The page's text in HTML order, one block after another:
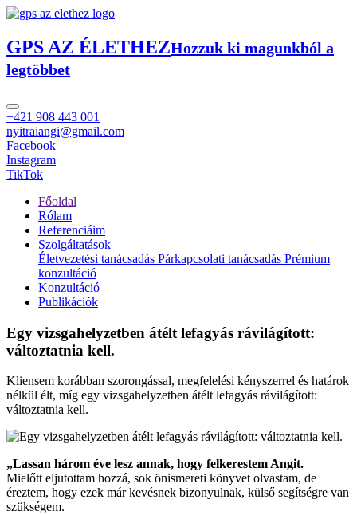
GPS AZ ÉLETHEZHozzuk ki magunkból a
legtöbbet
+421 908 443 001
nyitraiangi@gmail.com
Facebook
Instagram
TikTok
Főoldal
Rólam
Referenciáim
Szolgáltatások
Életvezetési tanácsadás Párkapcsolati tanácsadás Prémium
konzultáció
Konzultáció
Publikációk
Egy vizsgahelyzetben átélt lefagyás rávilágított:
változtatnia kell.
Kliensem korábban szorongással, megfelelési kényszerrel és határok
nélkül élt, míg egy vizsgahelyzetben átélt lefagyás rávilágított:
változtatnia kell.
„Lassan három éve lesz annak, hogy felkerestem Angit.
Mielőtt eljutottam hozzá, sok önismereti könyvet olvastam, de
éreztem, hogy ezek már kevésnek bizonyulnak, külső segítségre van
szükségem.